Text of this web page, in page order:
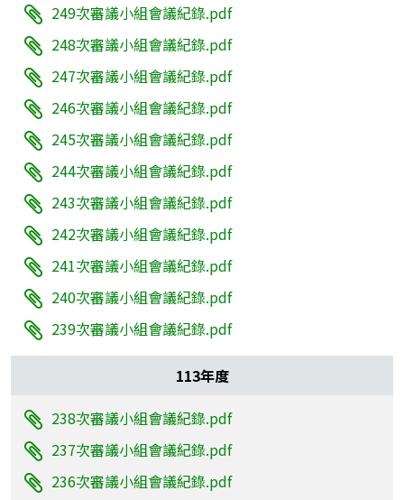
249次審議小組會議紀錄.pdf
248次審議小組會議紀錄.pdf
247次審議小組會議紀錄.pdf
246次審議小組會議紀錄.pdf
245次審議小組會議紀錄.pdf
244次審議小組會議紀錄.pdf
243次審議小組會議紀錄.pdf
242次審議小組會議紀錄.pdf
241次審議小組會議紀錄.pdf
240次審議小組會議紀錄.pdf
239次審議小組會議紀錄.pdf
113年度
238次審議小組會議紀錄.pdf
237次審議小組會議紀錄.pdf
236次審議小組會議紀錄.pdf